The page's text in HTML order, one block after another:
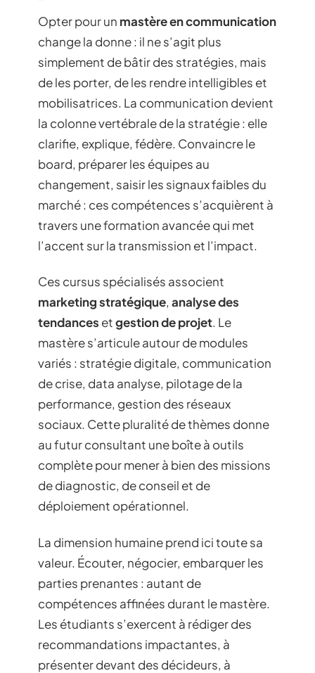
Opter pour un mastère en communication
change la donne : il ne s’agit plus
simplement de bâtir des stratégies, mais
de les porter, de les rendre intelligibles et
mobilisatrices. La communication devient
la colonne vertébrale de la stratégie : elle
clarifie, explique, fédère. Convaincre le
board, préparer les équipes au
changement, saisir les signaux faibles du
marché : ces compétences s’acquièrent à
travers une formation avancée qui met
l’accent sur la transmission et l’impact.
Ces cursus spécialisés associent
marketing stratégique, analyse des
tendances etgestion de projet. Le
mastère s’articule autour de modules
variés : stratégie digitale, communication
de crise, data analyse, pilotage de la
performance, gestion des réseaux
sociaux. Cette pluralité de thèmes donne
au futur consultant une boîte à outils
complète pour mener à bien des missions
de diagnostic, de conseil et de
déploiement opérationnel.
La dimension humaine prend ici toute sa
valeur. Écouter, négocier, embarquer les
parties prenantes : autant de
compétences affinées durant le mastère.
Les étudiants s’exercent à rédiger des
recommandations impactantes, à
présenter devant des décideurs, à